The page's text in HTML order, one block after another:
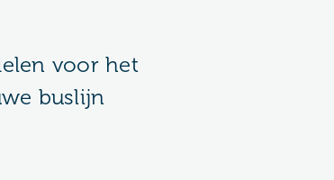
voor het
buslijn